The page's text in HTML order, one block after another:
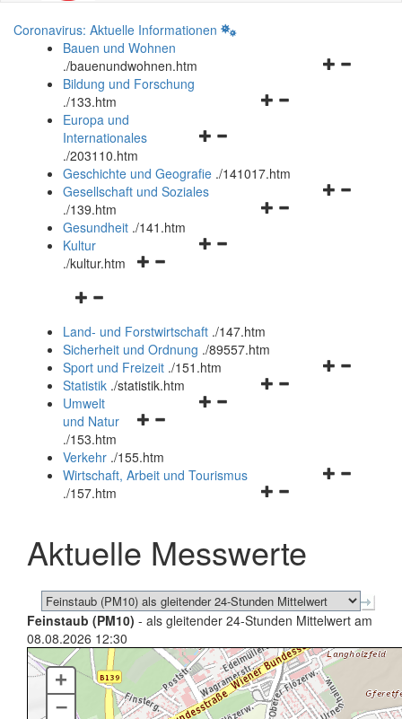
Coronavirus: Aktuelle Informationen
Bauen und Wohnen
./bauenundwohnen.htm
Navigationsmenü
Bildung und Forschung
./133.htm
Navigationsmenü
und
schließen
Europa und
Internationales
./203110.htm
Geschichte und Geografie ./141017.htm
Navigationsmenü
Gesellschaft und Soziales
./139.htm
Navigationsmenü
Gesundheit ./141.htm
Navigationsmenü
Kultur
./kultur.htm
Navigationsmenü
und
schließen
Land- und Forstwirtschaft ./147.htm
Sicherheit und Ordnung ./89557.htm
Navigationsmenü
Sport und Freizeit ./151.htm
Navigationsmenü
Statistik ./statistik.htm
Navigationsmenü
und
schließen
Umwelt
und Natur
./153.htm
Verkehr ./155.htm
Navigationsmenü
schließen
Wirtschaft, Arbeit und Tourismus
./157.htm
Aktuelle Messwerte
Feinstaub (PM10) - als gleitender 24-Stunden Mittelwert am
08.08.2026 12:30
+
–